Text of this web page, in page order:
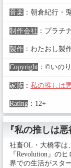
音楽 ： 朝倉紀行・
制作会社 ： プラチ
製作： わたおし製
Copyright： ©いの
家族： 私の推しは
Rating： 12+
『私の推しは悪
社畜OL・大橋零は
『Revolution』の
界での生活がスター